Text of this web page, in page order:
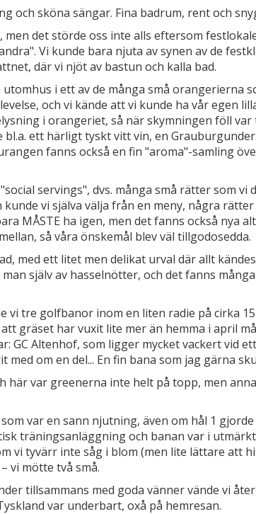
och sköna sängar. Fina badrum, rent och
det störde oss inte alls eftersom
Vi kunde bara njuta av synen av de
där vi njöt av bastun och kalla bad.
i ett av de många små orangerierna
och vi kände att vi kunde ha vår egen
i orangeriet, så när skymningen föll
ett härligt tyskt vitt vin, en
fanns också en fin "aroma"-samling
servings", dvs. många små rätter som vi
kunde vi själva välja från en meny, några
MÅSTE ha igen, men det fanns också nya
så våra önskemål blev väl tillgodosedda.
med ett litet men delikat urval där allt
själv av hasselnötter, och det fanns
vi tre golfbanor inom en liten radie på cirka
gräset har vuxit lite mer än hemma i april
GC Altenhof, som ligger mycket vackert vid
om en del... En fin bana som jag gärna
här var greenerna inte helt på topp, men
var en sann njutning, även om hål 1
träningsanläggning och banan var i
vi tyvärr inte såg i blom (men lite lättare att
vi mötte två små.
tillsammans med goda vänner vände vi
var underbart, oxå på hemresan.